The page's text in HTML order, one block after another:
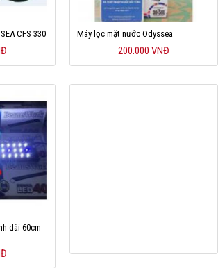
CFS 330 Máy lọc mặt nước Odyssea
200.000 VNĐ
dài 60cm